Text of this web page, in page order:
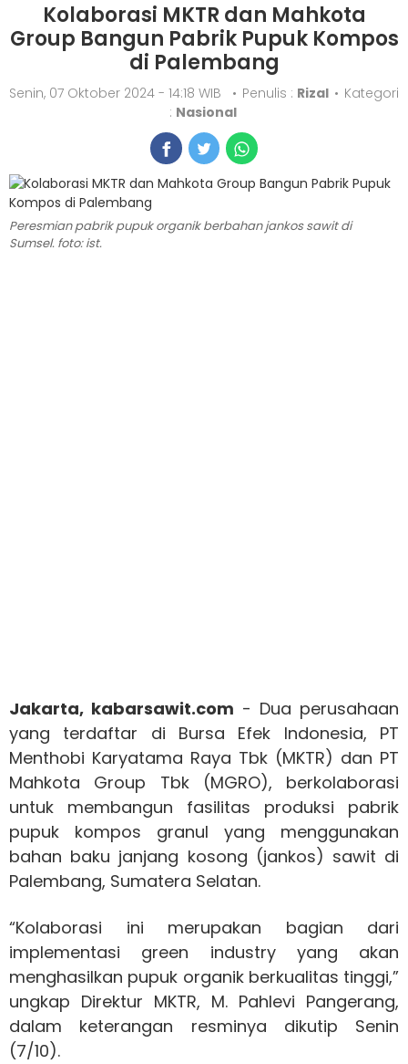
Kolaborasi MKTR dan Mahkota
Group Bangun Pabrik Pupuk Kompos
di Palembang
Senin, 07 Oktober 2024 - 14:18 WIB • Penulis : Rizal • Kategori
: Nasional
Peresmian pabrik pupuk organik berbahan jankos sawit di
Sumsel. foto: ist.
Jakarta, kabarsawit.com - Dua perusahaan
yang terdaftar di Bursa Efek Indonesia, PT
Menthobi Karyatama Raya Tbk (MKTR) dan PT
Mahkota Group Tbk (MGRO), berkolaborasi
untuk membangun fasilitas produksi pabrik
pupuk kompos granul yang menggunakan
bahan baku janjang kosong (jankos) sawit di
Palembang, Sumatera Selatan.
“Kolaborasi ini merupakan bagian dari
implementasi green industry yang akan
menghasilkan pupuk organik berkualitas tinggi,”
ungkap Direktur MKTR, M. Pahlevi Pangerang,
dalam keterangan resminya dikutip Senin
(7/10).